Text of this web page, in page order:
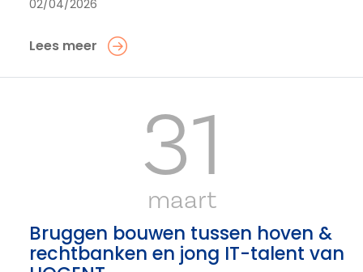
02/04/2026
Lees meer
31
maart
Bruggen bouwen tussen hoven &
rechtbanken en jong IT-talent van